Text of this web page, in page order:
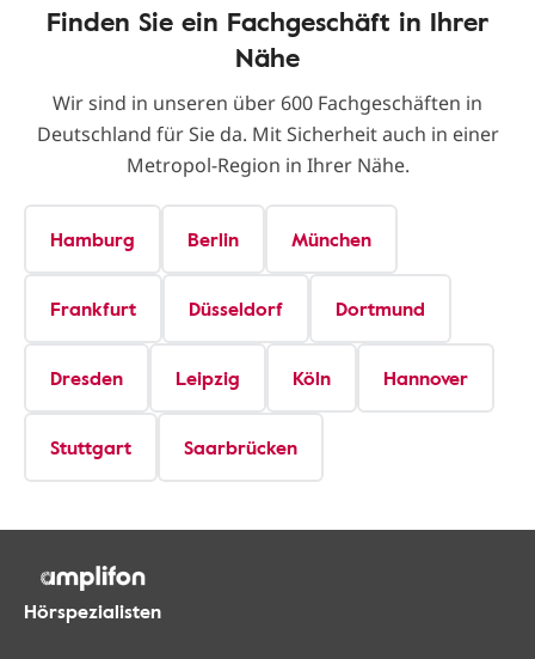
Finden Sie ein Fachgeschäft in Ihrer
Nähe
Wir sind in unseren über 600 Fachgeschäften in
Deutschland für Sie da. Mit Sicherheit auch in einer
Metropol-Region in Ihrer Nähe.
Hamburg Berlin München
Frankfurt Düsseldorf Dortmund
Dresden Leipzig Köln Hannover
Stuttgart Saarbrücken
Hörspezialisten